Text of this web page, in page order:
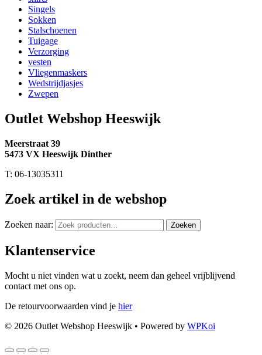
Singels
Sokken
Stalschoenen
Tuigage
Verzorging
vesten
Vliegenmaskers
Wedstrijdjasjes
Zwepen
Outlet Webshop Heeswijk
Meerstraat 39
5473 VX Heeswijk Dinther
T: 06-13035311
Zoek artikel in de webshop
Zoeken naar: Zoeken
Klantenservice
Mocht u niet vinden wat u zoekt, neem dan geheel vrijblijvend
contact met ons op.
De retourvoorwaarden vind je hier
© 2026 Outlet Webshop Heeswijk • Powered by WPKoi